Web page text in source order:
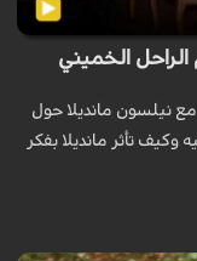
الراحل الخميني
نيلسون مانديلا حول
وكيف تأثر مانديلا بفكر